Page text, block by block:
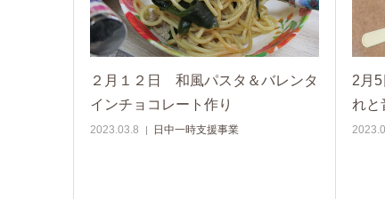
２月１２日 和風パスタ＆バレンタ
インチョコレート作り
2023.03.8 日中一時支援事業
2月
れと